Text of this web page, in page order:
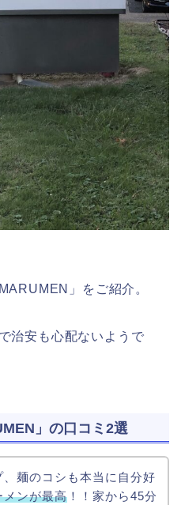
」をご紹介。
治安も心配ないようで
」の口コミ2選
麺のコシも本当に自分好
メンが最高！！家から45分